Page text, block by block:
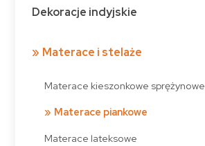
Dekoracje indyjskie
Materace i stelaże
Materace kieszonkowe sprężynowe
Materace piankowe
Materace lateksowe